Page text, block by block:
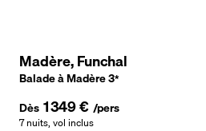
Madère, Funchal
Balade à Madère3*
Dès 1 349 € /pers
7 nuits, vol inclus